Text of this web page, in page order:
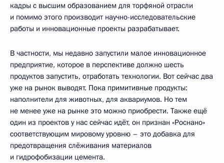
кадры с высшим образованием для торфяной отрасли
и помимо этого производит научно-исследовательские
работы и инновационные проекты разрабатывает.
В частности, мы недавно запустили малое инновационное
предприятие, которое в перспективе должно шесть
продуктов запустить, отработать технологии. Вот сейчас два
уже на рынок выводят. Пока примитивные продукты:
наполнители для животных, для аквариумов. Но тем
не менее уже на рынке это можно приобрести. Также ещё
один из проектов у нас сейчас идёт, он признан «Роснано»
соответствующим мировому уровню – это добавка для
предотвращения слёживания материалов
и гидрофобизации цемента.